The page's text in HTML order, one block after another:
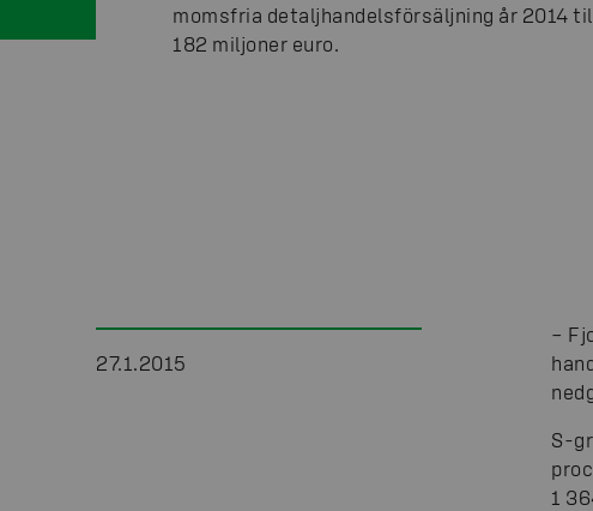
momsfria detaljhandelsförsäljning år 2014 till
182 miljoner euro.
27.1.2015
–
S-
1